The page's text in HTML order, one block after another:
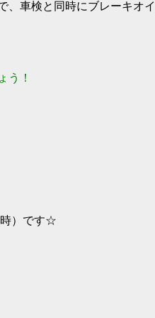
、 車検と同時にブレーキオ
う！
時）です☆